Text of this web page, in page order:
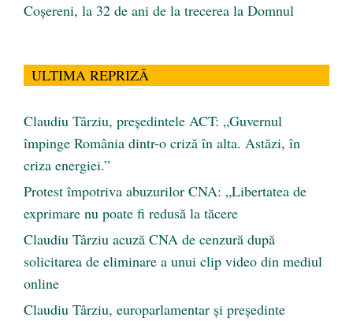
Coșereni, la 32 de ani de la trecerea la Domnul
ULTIMA REPRIZĂ
Claudiu Târziu, președintele ACT: „Guvernul
împinge România dintr-o criză în alta. Astăzi, în
criza energiei.”
Protest împotriva abuzurilor CNA: „Libertatea de
exprimare nu poate fi redusă la tăcere
Claudiu Târziu acuză CNA de cenzură după
solicitarea de eliminare a unui clip video din mediul
online
Claudiu Târziu, europarlamentar și președinte